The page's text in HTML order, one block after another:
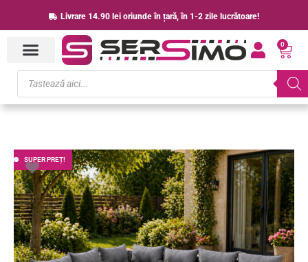
to
content
Livrare 14.90 lei oriunde în țară, în 1-2 zile lucrătoare!
0
Cart
Products
search
SUPER PREȚ!
Prețul
inițial
a
fost:
3,798.00 lei.
Prețul
curent
este:
2,799.00 lei.